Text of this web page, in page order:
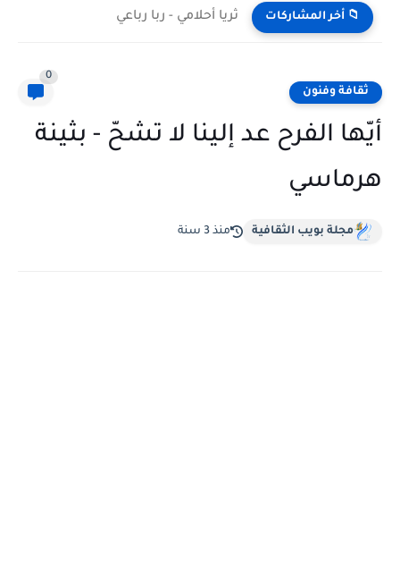
📁 أخر المشاركات ثريا أحلامي - ربا رباعي
ثقافة وفنون
0
أيّها الفرح عد إلينا لا تشحّ - بثينة
هرماسي
مجلة بويب الثقافية منذ 3 سنة